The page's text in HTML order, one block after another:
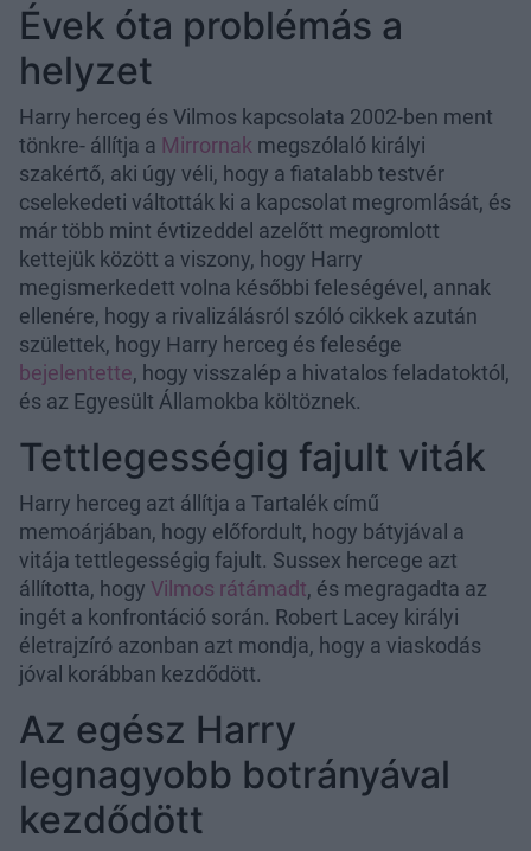
Évek óta problémás a
helyzet
Harry herceg és Vilmos kapcsolata 2002-ben ment
tönkre- állítja a Mirrornak megszólaló királyi
szakértő, aki úgy véli, hogy a fiatalabb testvér
cselekedeti váltották ki a kapcsolat megromlását, és
már több mint évtizeddel azelőtt megromlott
kettejük között a viszony, hogy Harry
megismerkedett volna későbbi feleségével, annak
ellenére, hogy a rivalizálásról szóló cikkek azután
születtek, hogy Harry herceg és felesége
bejelentette, hogy visszalép a hivatalos feladatoktól,
és az Egyesült Államokba költöznek.
Tettlegességig fajult viták
Harry herceg azt állítja a Tartalék című
memoárjában, hogy előfordult, hogy bátyjával a
vitája tettlegességig fajult. Sussex hercege azt
állította, hogy Vilmos rátámadt, és megragadta az
ingét a konfrontáció során. Robert Lacey királyi
életrajzíró azonban azt mondja, hogy a viaskodás
jóval korábban kezdődött.
Az egész Harry
legnagyobb botrányával
kezdődött